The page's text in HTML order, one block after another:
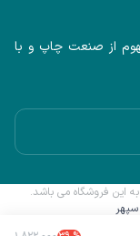
این فروشگاه می باشد.